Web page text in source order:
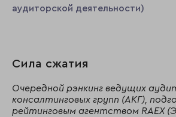
аудиторской деятельности)
Сила сжатия
Очередной рэнкинг ведущих
консалтинговых групп (АКГ),
рейтинговым агентством RAEX